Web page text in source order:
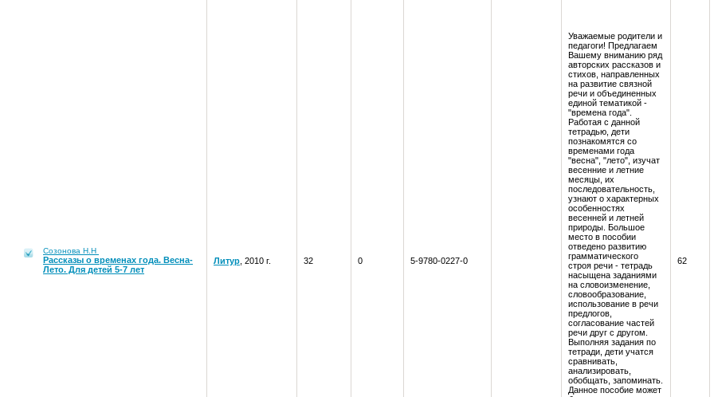
Созонова Н.Н
Рассказы о временах года. Весна-
Лето. Для детей 5-7 лет
Литур , 2010 г. 32 0 5-9780-0227-0
Уважаемые родители и
педагоги! Предлагаем
Вашему вниманию ряд
авторских рассказов и
стихов, направленных
на развитие связной
речи и объединенных
единой тематикой -
"времена года".
Работая с данной
тетрадью, дети
познакомятся со
временами года
"весна", "лето", изучат
весенние и летние
месяцы, их
последовательность,
узнают о характерных
особенностях
весенней и летней
природы. Большое
место в пособии
отведено развитию
грамматического
строя речи - тетрадь
насыщена заданиями
на словоизменение,
словообразование,
использование в речи
предлогов,
согласование частей
речи друг с другом.
Выполняя задания по
тетради, дети учатся
сравнивать,
анализировать,
обобщать, запоминать.
Данное пособие может
62